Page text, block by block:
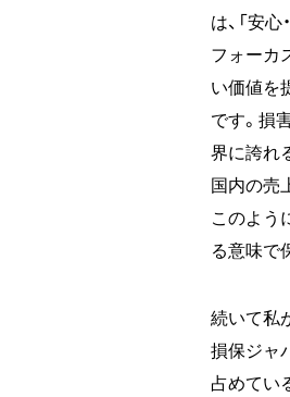
は、「安
フォーカ
い価値を
です。損
界に誇れ
国内の売
このよう
る意味で
続いて私
損保ジャ
占めてい